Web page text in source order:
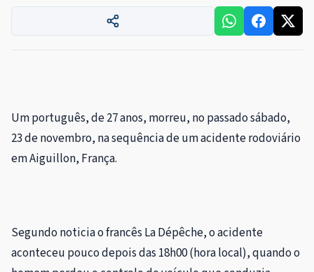
Um português, de 27 anos, morreu, no passado sábado,
23 de novembro, na sequência de um acidente rodoviário
em Aiguillon, França.
Segundo noticia o francês La Dépêche, o acidente
aconteceu pouco depois das 18h00 (hora local), quando o